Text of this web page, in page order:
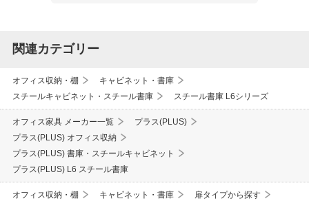
関連カテゴリー
オフィス収納・棚
キャビネット・書庫
スチールキャビネット・スチール書庫
スチール書庫 L6シリーズ
オフィス家具 メーカー一覧
プラス(PLUS)
プラス(PLUS) オフィス収納
プラス(PLUS) 書庫・スチールキャビネット
プラス(PLUS) L6 スチール書庫
オフィス収納・棚 キャビネット・書庫
扉タイプから探す